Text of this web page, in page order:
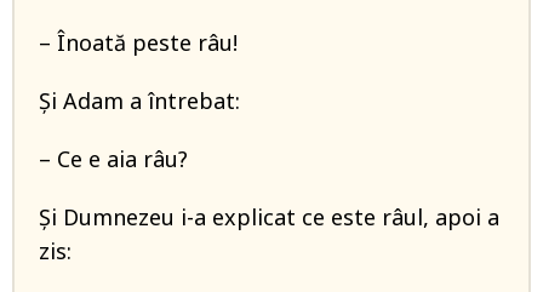
– Înoată peste râu!
Și Adam a întrebat:
– Ce e aia râu?
Și Dumnezeu i-a explicat ce este râul, apoi a
zis: